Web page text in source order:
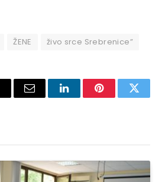
ŽENE živo srce Srebrenice”
Email LinkedInPinterest